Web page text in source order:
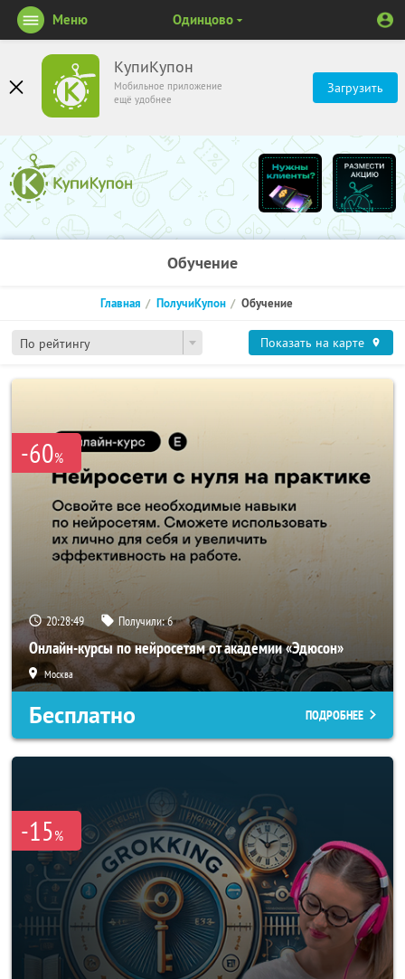
КупиКупон
Мобильное приложение
ещё удобнее
Загрузить
Меню Одинцово
Обучение
По рейтингу
Главная ПолучиКупон Обучение
Показать на карте
-60%
20:28:47 Получили:6
Онлайн-курсы по нейросетям от академии «Эдюсон»
Москва
Бесплатно ПОДРОБНЕЕ
-15%